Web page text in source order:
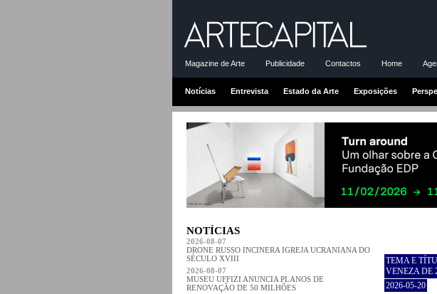
Magazine de Arte Publicidade Contactos Home
Notícias Entrevista Estado da Arte Exposições
NOTÍCIAS
2026-08-07
DRONE RUSSO INCINERA IGREJA UCRANIANA DO
SÉCULO XVIII
2026-08-07
MUSEU UFFIZI ANUNCIA PLANOS DE
RENOVAÇÃO DE 50 MILHÕES
TEMA E
VENEZA DE
2026-05-20